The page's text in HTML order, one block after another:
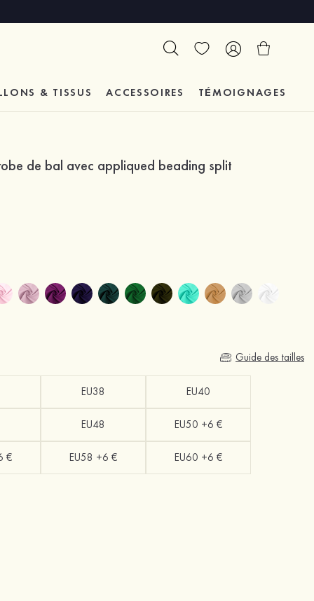
& TISSUS ACCESSOIRES TÉMOIGNAGES
de bal avec appliqued beading split
Guide des tailles
EU38 EU40
EU48 EU50 +6 €
€ EU58 +6 € EU60 +6 €